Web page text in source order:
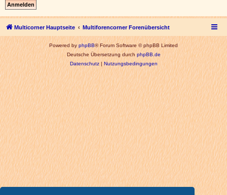
Multicorner Hauptseite Multiforencorner Forenübersicht
Powered byphpBB® Forum Software © phpBB Limited
Deutsche Übersetzung durchphpBB.de
Datenschutz|Nutzungsbedingungen